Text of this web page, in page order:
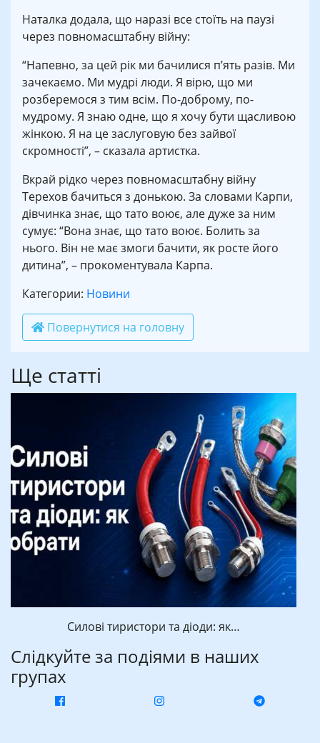
Наталка додала, що наразі все стоїть на паузі
через повномасштабну війну:
“Напевно, за цей рік ми бачилися п’ять разів. Ми
зачекаємо. Ми мудрі люди. Я вірю, що ми
розберемося з тим всім. По-доброму, по-
мудрому. Я знаю одне, що я хочу бути щасливою
жінкою. Я на це заслуговую без зайвої
скромності”, – сказала артистка.
Вкрай рідко через повномасштабну війну
Терехов бачиться з донькою. За словами Карпи,
дівчинка знає, що тато воює, але дуже за ним
сумує: “Вона знає, що тато воює. Болить за
нього. Він не має змоги бачити, як росте його
дитина”, – прокоментувала Карпа.
Категории: Новини
Повернутися на головну
Ще статті
Силові тиристори та діоди: як…
Слідкуйте за подіями в наших
групах